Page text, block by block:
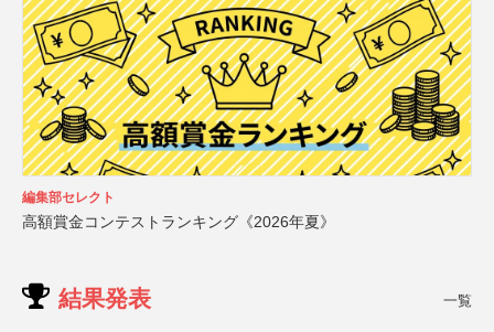
編集部セレクト
高額賞金コンテストランキング《2026年夏》
結果発表 一覧